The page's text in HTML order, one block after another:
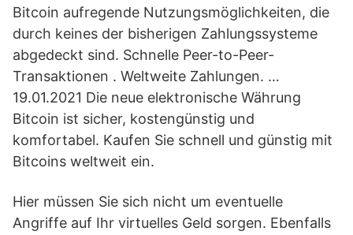
Bitcoin aufregende Nutzungsmöglichkeiten, die
durch keines der bisherigen Zahlungssysteme
abgedeckt sind. Schnelle Peer-to-Peer-
Transaktionen . Weltweite Zahlungen. …
19.01.2021 Die neue elektronische Währung
Bitcoin ist sicher, kostengünstig und
komfortabel. Kaufen Sie schnell und günstig mit
Bitcoins weltweit ein.
Hier müssen Sie sich nicht um eventuelle
Angriffe auf Ihr virtuelles Geld sorgen. Ebenfalls